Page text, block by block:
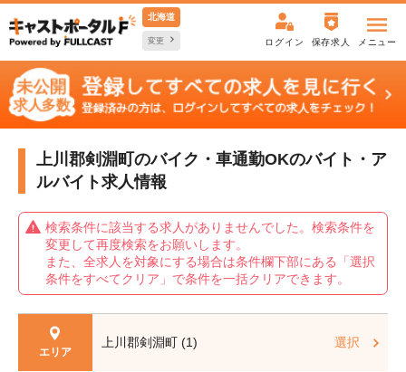
北海道
変更 ログイン 保存求人 メニュー
上川郡剣淵町のバイク・車通勤OKのバイト・ア
ルバイト求人情報
検索条件に該当する求人がありませんでした。検索条件を
変更して再度検索をお願いします。
また、全求人を対象にする場合は条件欄下部にある「選択
条件をすべてクリア」で条件を一括クリアできます。
エリア
上川郡剣淵町 (1) 選択